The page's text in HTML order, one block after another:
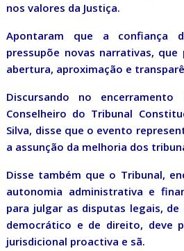
nos valores da Justiça.
Apontaram que a confiança
pressupõe novas narrativas,
abertura, aproximação e
Discursando no
Conselheiro do Tribunal
Silva, disse que o evento
a assunção da melhoria dos
Disse também que o Tribunal,
autonomia administrativa e
para julgar as disputas legais,
democrático e de direito, deve
jurisdicional proactiva e sã.